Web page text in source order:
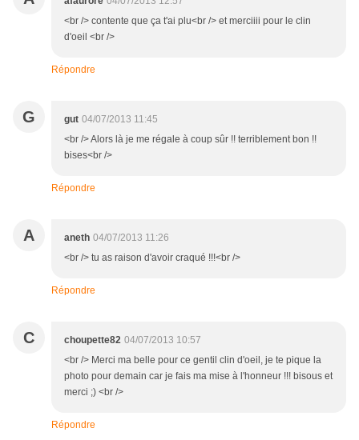
<br /> contente que ça t'ai plu<br /> et merciiii pour le clin
d'oeil <br />
Répondre
G gut 04/07/2013 11:45
<br /> Alors là je me régale à coup sûr !! terriblement bon !!
bises<br />
Répondre
A aneth 04/07/2013 11:26
<br /> tu as raison d'avoir craqué !!!<br />
Répondre
C choupette82 04/07/2013 10:57
<br /> Merci ma belle pour ce gentil clin d'oeil, je te pique la
photo pour demain car je fais ma mise à l'honneur !!! bisous et
merci ;) <br />
Répondre